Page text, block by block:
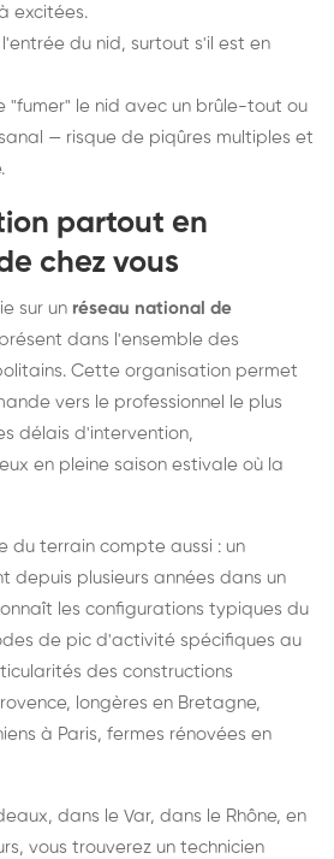
excitées.
du nid, surtout s'il est en
"fumer" le nid avec un brûle-tout ou
— risque de piqûres multiples et
partout en
chez vous
sur un réseau national de
dans l'ensemble des
Cette organisation permet
vers le professionnel le plus
délais d'intervention,
en pleine saison estivale où la
du terrain compte aussi : un
depuis plusieurs années dans un
les configurations typiques du
de pic d'activité spécifiques au
des constructions
longères en Bretagne,
à Paris, fermes rénovées en
dans le Var, dans le Rhône, en
vous trouverez un technicien